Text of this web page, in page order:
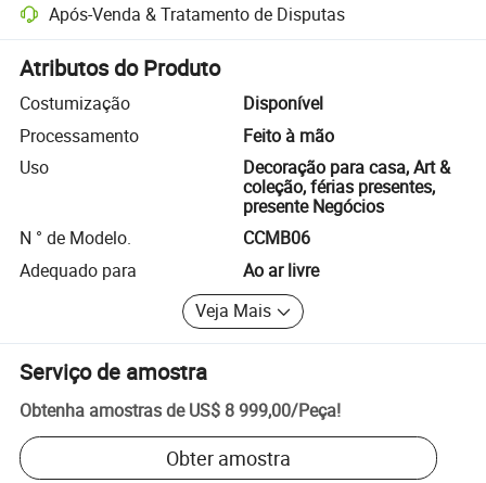
Após-Venda & Tratamento de Disputas
Resolução de disputas assistida pela plataforma, incluindo
Atributos do Produto
Costumização
Disponível
Processamento
Feito à mão
Uso
Decoração para casa, Art &
coleção, férias presentes,
presente Negócios
N ° de Modelo.
CCMB06
Adequado para
Ao ar livre
Veja Mais
Serviço de amostra
Obtenha amostras de US$ 8 999,00/Peça!
Obter amostra